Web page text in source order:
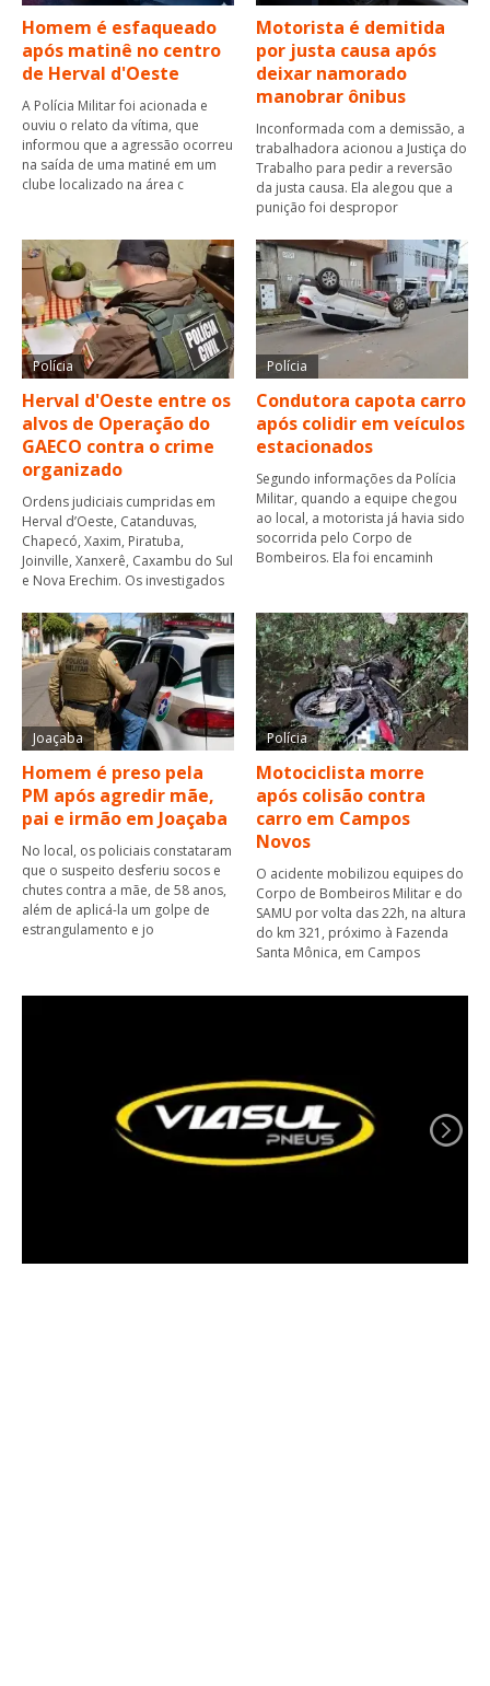
Homem é esfaqueado
após matinê no centro
de Herval d'Oeste
A Polícia Militar foi acionada e
ouviu o relato da vítima, que
informou que a agressão ocorreu
na saída de uma matiné em um
clube localizado na área c
Motorista é demitida
por justa causa após
deixar namorado
manobrar ônibus
Inconformada com a demissão, a
trabalhadora acionou a Justiça do
Trabalho para pedir a reversão
da justa causa. Ela alegou que a
punição foi despropor
Polícia
Herval d'Oeste entre os
alvos de Operação do
GAECO contra o crime
organizado
Ordens judiciais cumpridas em
Herval d’Oeste, Catanduvas,
Chapecó, Xaxim, Piratuba,
Joinville, Xanxerê, Caxambu do Sul
e Nova Erechim. Os investigados
Polícia
Condutora capota carro
após colidir em veículos
estacionados
Segundo informações da Polícia
Militar, quando a equipe chegou
ao local, a motorista já havia sido
socorrida pelo Corpo de
Bombeiros. Ela foi encaminh
Joaçaba
Homem é preso pela
PM após agredir mãe,
pai e irmão em Joaçaba
No local, os policiais constataram
que o suspeito desferiu socos e
chutes contra a mãe, de 58 anos,
além de aplicá-la um golpe de
estrangulamento e jo
Polícia
Motociclista morre
após colisão contra
carro em Campos
Novos
O acidente mobilizou equipes do
Corpo de Bombeiros Militar e do
SAMU por volta das 22h, na altura
do km 321, próximo à Fazenda
Santa Mônica, em Campos